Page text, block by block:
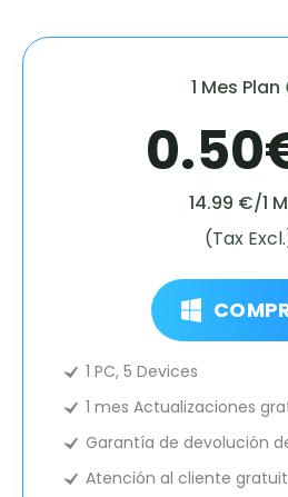
1 Mes Plan
14.99 €/1
(Tax
1 PC, 5 Devices
1 mes Actualizaciones
Garantía de devolución
Atención al cliente